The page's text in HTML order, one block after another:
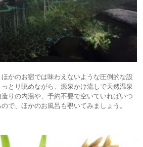
かのお宿では味わえないような圧倒的な設
とり眺めながら、源泉かけ流しで天然温泉
りの内湯や、予約不要で空いていればいつ
で、ほかのお風呂も覗いてみましょう。